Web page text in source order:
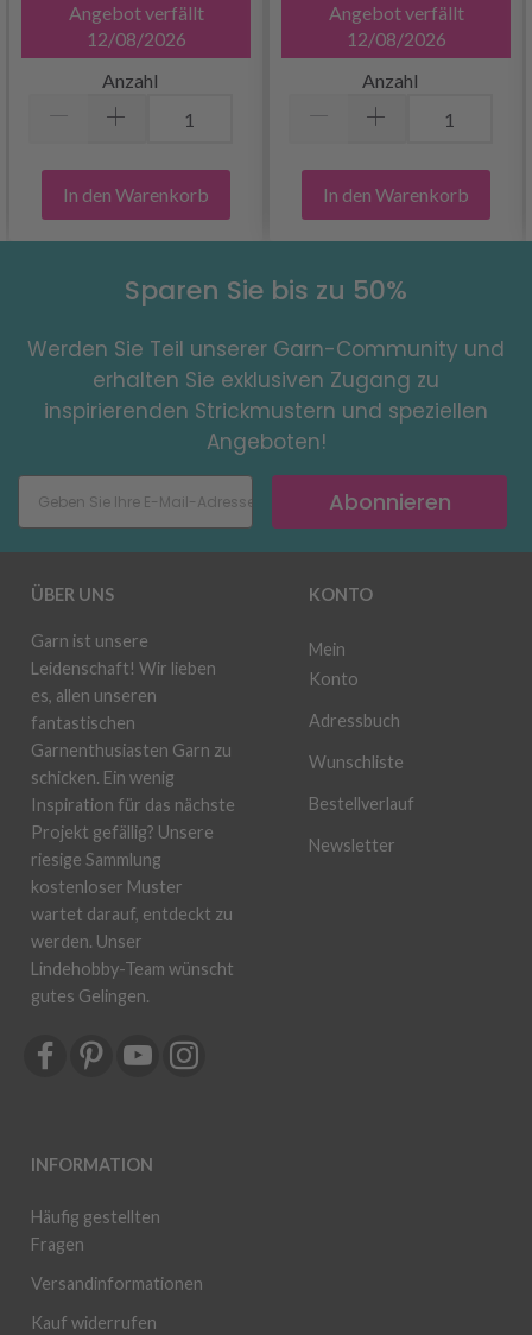
Angebot verfällt
12/08/2026
Anzahl
In den Warenkorb
Angebot verfällt
12/08/2026
Anzahl
In den Warenkorb
Sparen Sie bis zu 50%
Werden Sie Teil unserer Garn-Community und
erhalten Sie exklusiven Zugang zu
inspirierenden Strickmustern und speziellen
Angeboten!
Abonnieren
ÜBER UNS
Garn ist unsere
Leidenschaft! Wir lieben
es, allen unseren
fantastischen
Garnenthusiasten Garn zu
schicken. Ein wenig
Inspiration für das nächste
Projekt gefällig? Unsere
riesige Sammlung
kostenloser Muster
wartet darauf, entdeckt zu
werden. Unser
Lindehobby-Team wünscht
gutes Gelingen.
INFORMATION
Häufig gestellten
Fragen
Versandinformationen
Kauf widerrufen
KONTO
Mein
Konto
Adressbuch
Wunschliste
Bestellverlauf
Newsletter